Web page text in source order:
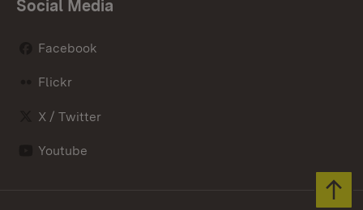
Social Media
Facebook
Flickr
X / Twitter
Youtube